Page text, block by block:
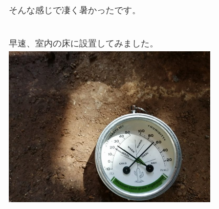
そんな感じで凄く暑かったです。
早速、室内の床に設置してみました。